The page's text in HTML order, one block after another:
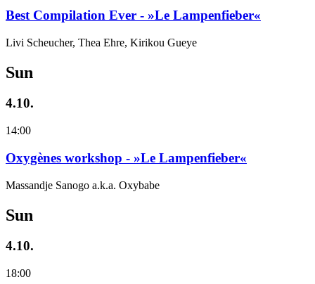
Best Compilation Ever - »Le Lampenfieber«
Livi Scheucher, Thea Ehre, Kirikou Gueye
Sun
4.10.
14:00
Oxygènes workshop - »Le Lampenfieber«
Massandje Sanogo a.k.a. Oxybabe
Sun
4.10.
18:00